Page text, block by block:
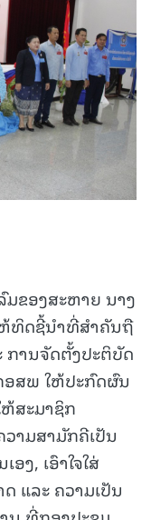
ມຂອງສະຫາຍ ນາງ
ຫ້ທິດຊີ້ນຳທີ່ສໍາຄັນຖື
ການຈັດຕັ້ງປະຕິບັດ
ອສພ ໃຫ້ປະກົດຜົນ
ຫ້ສະມາຊິກ
າມສາມັກຄີເປັນ
, ເອົາໃຈໃສ່
ແລະ ຄວາມເປັນ